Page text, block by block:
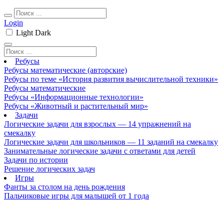
Login
Light Dark
Ребусы
Ребусы математические (авторские)
Ребусы по теме «История развития вычислительной техники»
Ребусы математические
Ребусы «Информационные технологии»
Ребусы «Животный и растительный мир»
Задачи
Логические задачи для взрослых — 14 упражнений на
смекалку
Логические задачи для школьников — 11 заданий на смекалку
Занимательные логические задачи с ответами для детей
Задачи по истории
Решение логических задач
Игры
Фанты за столом на день рождения
Пальчиковые игры для малышей от 1 года